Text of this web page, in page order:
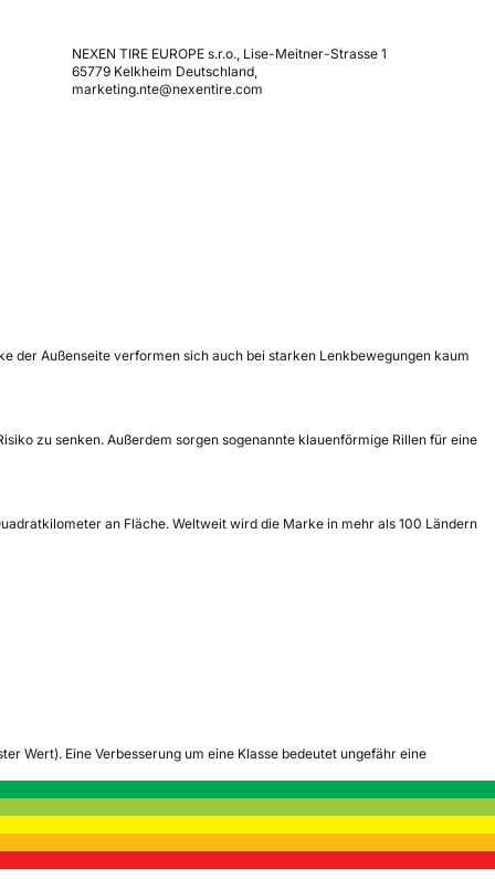
NEXEN TIRE EUROPE s.r.o., Lise-Meitner-Strasse 1
65779 Kelkheim Deutschland,
marketing.nte@nexentire.com
der Außenseite verformen sich auch bei starken Lenkbewegungen kaum
zu senken. Außerdem sorgen sogenannte klauenförmige Rillen für eine
an Fläche. Weltweit wird die Marke in mehr als 100 Ländern
Wert). Eine Verbesserung um eine Klasse bedeutet ungefähr eine